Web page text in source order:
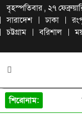
বৃহস্পতিবার , ২৭
সারাদেশ
ঢাকা
চট্টগ্রাম
বরিশাল
শিরোনাম: